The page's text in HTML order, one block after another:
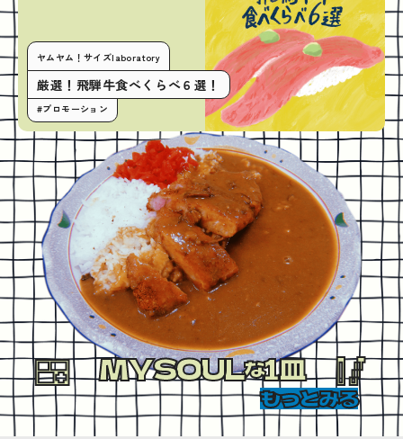
ヤムヤム！サイズlaboratory
厳選！飛騨牛食べくらべ６選！
#プロモーション
MYSOULな1皿
もっとみる